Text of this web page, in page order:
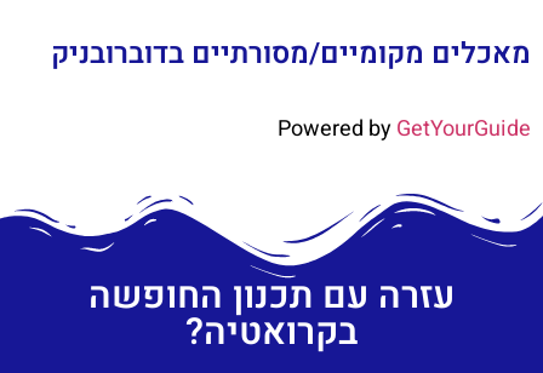
מאכלים מקומיים/מסורתיים בדוברובניק
Powered byGetYourGuide
עזרה עם תכנון החופשה
בקרואטיה?